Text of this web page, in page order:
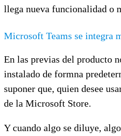
llega nueva funcionalidad o
Microsoft Teams se integra
En las previas del producto
instalado de formna
suponer que, quien desee
de la Microsoft Store.
Y cuando algo se diluye,